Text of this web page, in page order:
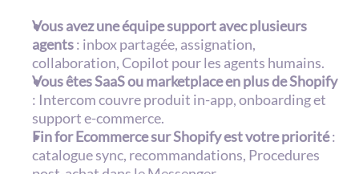
Vous avez une équipe support avec plusieurs
agents : inbox partagée, assignation,
collaboration, Copilot pour les agents humains.
Vous êtes SaaS ou marketplace en plus de Shopify
: Intercom couvre produit in-app, onboarding et
support e-commerce.
Fin for Ecommerce sur Shopify est votre priorité :
catalogue sync, recommandations, Procedures